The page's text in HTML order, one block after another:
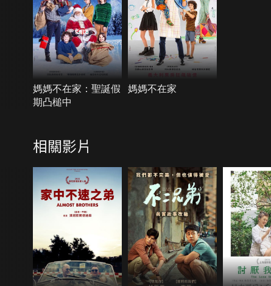
媽媽不在家：聖誕假
期凸槌中
媽媽不在家
相關影片